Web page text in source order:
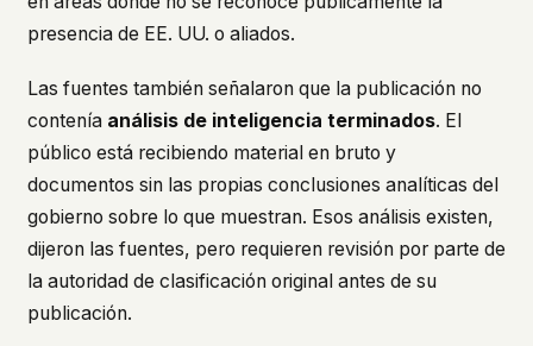
presencia de EE. UU. o aliados.
Las fuentes también señalaron que la publicación no
contenía análisis de inteligencia terminados. El
público está recibiendo material en bruto y
documentos sin las propias conclusiones analíticas del
gobierno sobre lo que muestran. Esos análisis existen,
dijeron las fuentes, pero requieren revisión por parte de
la autoridad de clasificación original antes de su
publicación.